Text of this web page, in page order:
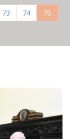
Page
73 Page
74 75